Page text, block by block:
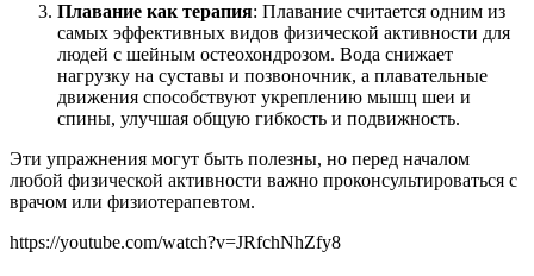
Плавание как терапия: Плавание считается одним из
самых эффективных видов физической активности для
людей с шейным остеохондрозом. Вода снижает
нагрузку на суставы и позвоночник, а плавательные
движения способствуют укреплению мышц шеи и
спины, улучшая общую гибкость и подвижность.
Эти упражнения могут быть полезны, но перед началом
любой физической активности важно проконсультироваться с
врачом или физиотерапевтом.
https://youtube.com/watch?v=JRfchNhZfy8